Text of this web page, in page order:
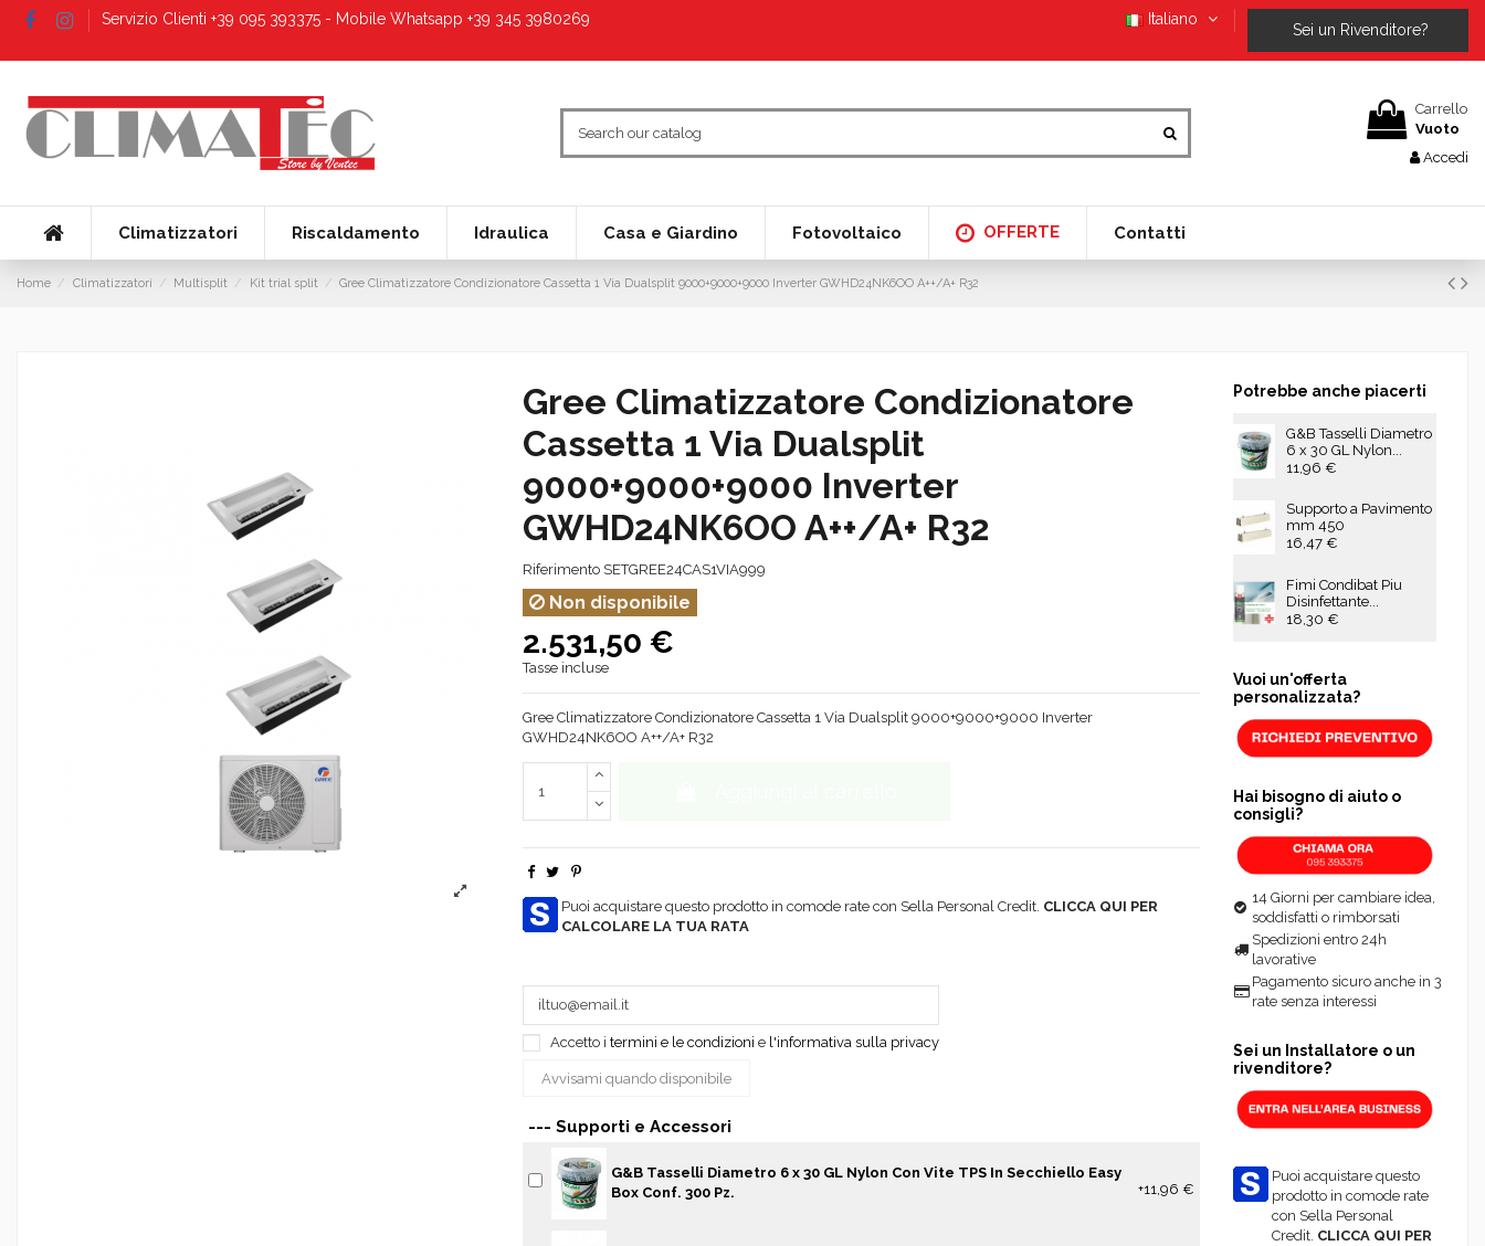
Servizio Clienti +39 095 393375 - Mobile Whatsapp +39 345 3980269 Italiano
Sei un Rivenditore?
Carrello
Vuoto
Accedi
Climatizzatori Riscaldamento Idraulica Casa e Giardino Fotovoltaico OFFERTE Contatti
Home Climatizzatori Multisplit Kit trial split Gree Climatizzatore Condizionatore Cassetta 1 Via Dualsplit 9000+9000+9000 Inverter GWHD24NK6OO A++/A+ R32
Gree Climatizzatore Condizionatore
Cassetta 1 Via Dualsplit
9000+9000+9000 Inverter
GWHD24NK6OO A++/A+ R32
Riferimento SETGREE24CAS1VIA999
Non disponibile
2.531,50 €
Tasse incluse
Gree Climatizzatore Condizionatore Cassetta 1 Via Dualsplit 9000+9000+9000 Inverter
GWHD24NK6OO A++/A+ R32
Puoi acquistare questo prodotto in comode rate con Sella Personal Credit. CLICCA QUI PER
CALCOLARE LA TUA RATA
Accetto itermini e le condizioni e l'informativa sulla privacy
--- Supporti e Accessori
G&B Tasselli Diametro 6 x 30 GL Nylon Con Vite TPS In Secchiello Easy
Box Conf. 300 Pz.
+11,96 €
Potrebbe anche piacerti
G&B Tasselli Diametro
6 x 30 GL Nylon...
11,96 €
Supporto a Pavimento
mm 450
16,47 €
Fimi Condibat Piu
Disinfettante...
18,30 €
Vuoi un'offerta
personalizzata?
Hai bisogno di aiuto o
consigli?
14 Giorni per cambiare idea,
soddisfatti o rimborsati
Spedizioni entro 24h
lavorative
Pagamento sicuro anche in 3
rate senza interessi
Sei un Installatore o un
rivenditore?
Puoi acquistare questo
prodotto in comode rate
con Sella Personal
Credit. CLICCA QUI PER